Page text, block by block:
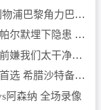
力巴拉科拉争夺战
魔术师本可撕破铁桶阵
，如今夺冠反遭挑剔
特备选方案浮出水面
阿森纳 全场录像